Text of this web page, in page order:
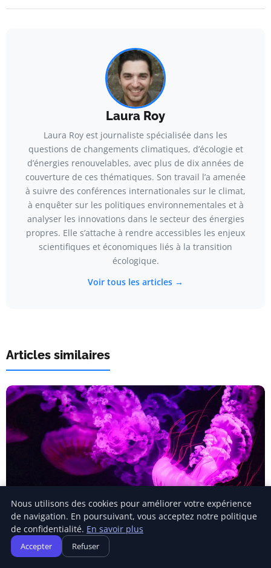
Laura Roy
Laura Roy est journaliste spécialisée dans les
questions de changements climatiques, d’écologie et
d’énergies renouvelables, avec plus de dix années de
couverture de ces thématiques. Son travail l’a amenée
à suivre des conférences internationales sur le climat,
à enquêter sur les politiques environnementales et à
analyser les innovations dans le secteur des énergies
propres. Elle s’attache à rendre accessibles les enjeux
scientifiques et économiques liés à la transition
écologique.
Voir tous les articles →
Articles similaires
CHANGEMENTS CLIMATIQUES
Les océans flirtent déjà avec des
températures record avant le retour
Nous utilisons des cookies pour améliorer votre expérience
de navigation. En poursuivant, vous acceptez notre politique
de confidentialité. En savoir plus
Accepter Refuser